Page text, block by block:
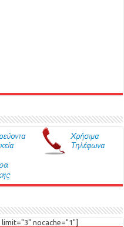
nocache="1"]